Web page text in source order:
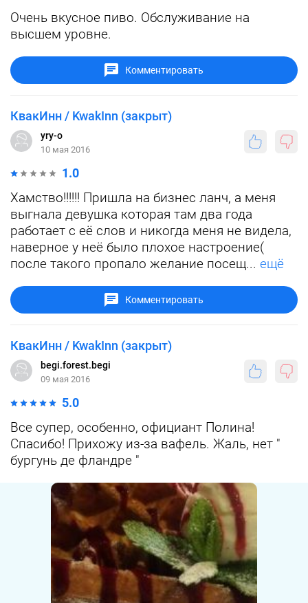
Очень вкусное пиво. Обслуживание на
высшем уровне.
Комментировать
КвакИнн / KwakInn (закрыт)
yry-o
10 мая 2016
1.0
Хамство!!!!!! Пришла на бизнес ланч, а меня
выгнала девушка которая там два года
работает с её слов и никогда меня не видела,
наверное у неё было плохое настроение(
после такого пропало желание посещ... ещё
Комментировать
КвакИнн / KwakInn (закрыт)
begi.forest.begi
09 мая 2016
5.0
Все супер, особенно, официант Полина!
Спасибо! Прихожу из-за вафель. Жаль, нет "
бургунь де фландре "